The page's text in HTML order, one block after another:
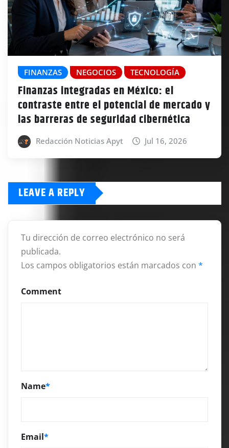
FINANZAS NEGOCIOS TECNOLOGÍA
Finanzas integradas en México: el
contraste entre el potencial de mercado y
las barreras de seguridad cibernética
Redacción Noticias Apyt Jul 16, 2026
LEAVE A REPLY
Tu dirección de correo electrónico no será
publicada.
Los campos obligatorios están marcados con *
Comment
Name*
Email*